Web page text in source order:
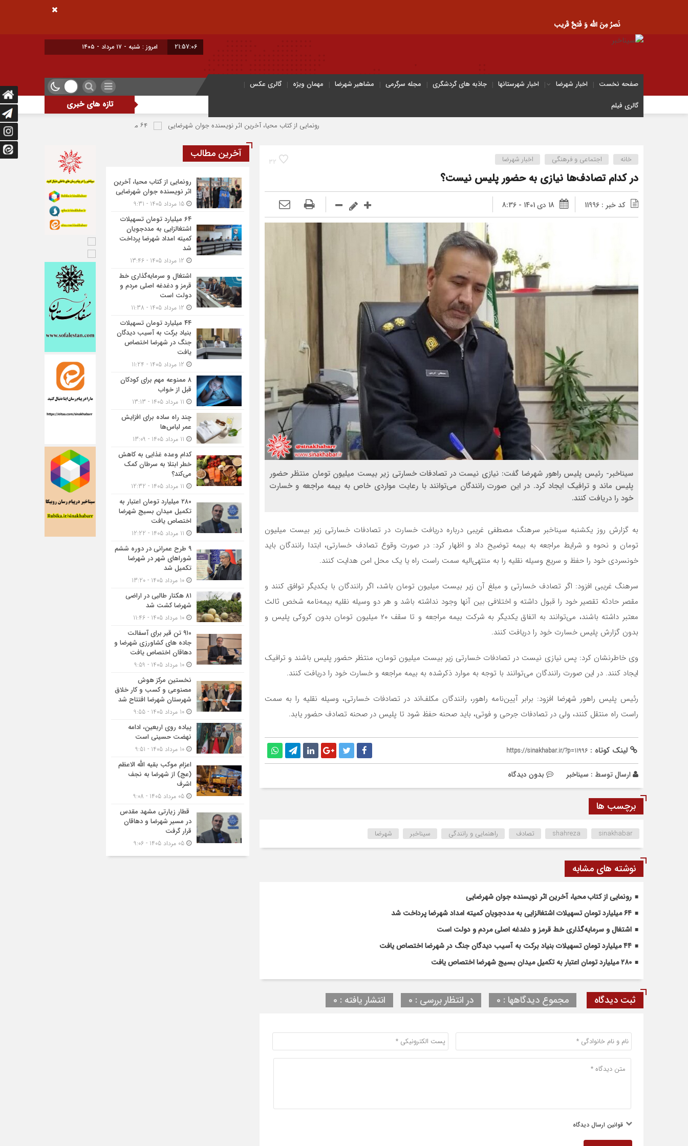
نَصرُ مِنَ الله وَ فَتحٌ قَریب
21:57:06 امروز : شنبه - ۱۷ مرداد - ۱۴۰۵
صفحه نخست اخبار شهرضا اخبار شهرستانها جاذبه های گردشگری مجله سرگرمی مشاهیر شهرضا مهمان ویژه
گالری عکس
گالری فیلم
تازه های خبری
رونمایی از کتاب محیا، آخرین اثر نویسنده جوان شهرضایی ۶۴ میلیارد تومان تسهیلات اشتغالزایی به مددجویان کمیته امداد شهرضا پرداخت شد
32 خانه اجتماعی و فرهنگی اخبار شهرضا
در کدام تصادف‌ها نیازی به حضور پلیس نیست؟
کد خبر : 11996 18 دی 1401 - 8:36
سیناخبر- رئیس پلیس راهور شهرضا گفت: نیازی نیست در تصادفات خسارتی زیر بیست میلیون تومان منتظر حضور
پلیس ماند و ترافیک ایجاد کرد. در این صورت رانندگان می‌توانند با رعایت مواردی خاص به بیمه مراجعه و خسارت
خود را دریافت کنند.
به گزارش روز یکشنبه سیناخبر سرهنگ مصطفی غریبی درباره دریافت خسارت در تصادفات خسارتی زیر بیست میلیون
تومان و نحوه و شرایط مراجعه به بیمه توضیح داد و اظهار کرد: در صورت وقوع تصادف خسارتی، ابتدا رانندگان باید
خونسردی خود را حفظ و سریع وسیله نقلیه را به منتهی‌الیه سمت راست راه یا یک محل امن هدایت کنند.
سرهنگ غریبی افزود: اگر تصادف خسارتی و مبلغ آن زیر بیست میلیون تومان باشد، اگر رانندگان با یکدیگر توافق کنند و
مقصر حادثه تقصیر خود را قبول داشته و اختلافی بین آنها وجود نداشته باشد و هر دو وسیله نقلیه بیمه‌نامه شخص ثالث
معتبر داشته باشند، می‌توانند به اتفاق یکدیگر به شرکت بیمه مراجعه و تا سقف ۲۰ میلیون تومان بدون کروکی پلیس و
بدون گزارش پلیس خسارت خود را دریافت کنند.
وی خاطرنشان کرد: پس نیازی نیست در تصادفات خسارتی زیر بیست میلیون تومان، منتظر حضور پلیس باشند و ترافیک
ایجاد کنند. در این صورت رانندگان می‌توانند با توجه به موارد ذکرشده به بیمه مراجعه و خسارت خود را دریافت کنند.
رئیس پلیس راهور شهرضا افزود: برابر آیین‌نامه راهور، رانندگان مکلف‌اند در تصادفات خسارتی، وسیله نقلیه را به سمت
راست راه منتقل کنند، ولی در تصادفات جرحی و فوتی، باید صحنه حفظ شود تا پلیس در صحنه تصادف حضور یابد.
لینک کوتاه : https://sinakhabar.ir/?p=11996
ارسال توسط : سیناخبر بدون دیدگاه
برچسب ها
shahreza sinakhabar تصادف راهنمایی و رانندگی سیناخبر شهرضا
نوشته های مشابه
رونمایی از کتاب محیا، آخرین اثر نویسنده جوان شهرضایی
۶۴ میلیارد تومان تسهیلات اشتغالزایی به مددجویان کمیته امداد شهرضا پرداخت شد
اشتغال و سرمایه‌گذاری خط قرمز و دغدغه اصلی مردم و دولت است
۴۴ میلیارد تومان تسهیلات بنیاد برکت به آسیب دیدگان جنگ در شهرضا اختصاص یافت
۲۸۰ میلیارد تومان اعتبار به تکمیل میدان بسیج شهرضا اختصاص یافت
ثبت دیدگاه مجموع دیدگاهها : 0 در انتظار بررسی : 0 انتشار یافته : 0
قوانین ارسال دیدگاه
آخرین مطالب
رونمایی از کتاب محیا، آخرین
اثر نویسنده جوان شهرضایی
۶۴ میلیارد تومان تسهیلات
اشتغالزایی به مددجویان
کمیته امداد شهرضا پرداخت
شد
اشتغال و سرمایه‌گذاری خط
قرمز و دغدغه اصلی مردم و
دولت است
۴۴ میلیارد تومان تسهیلات
بنیاد برکت به آسیب دیدگان
جنگ در شهرضا اختصاص
یافت
۸ ممنوعه مهم برای کودکان
قبل از خواب
چند راه ساده برای افزایش
عمر لباس‌ها
کدام وعده غذایی به کاهش
خطر ابتلا به سرطان کمک
می‌کند؟
۲۸۰ میلیارد تومان اعتبار به
تکمیل میدان بسیج شهرضا
اختصاص یافت
۹ طرح عمرانی در دوره ششم
شوراهای شهر در شهرضا
تکمیل شد
۸۱ هکتار طالبی در اراضی
شهرضا کشت شد
۹۱۰ تن قیر برای آسفالت
جاده های کشاورزی شهرضا و
دهاقان اختصاص یافت
نخستین مرکز هوش
مصنوعی و کسب‌ و کار خلاق
شهرستان شهرضا افتتاح شد
پیاده روی اربعین، ادامه
نهضت حسینی است
اعزام موکب بقیه الله الاعظم
(عج) از شهرضا به نجف
اشرف
قطار زیارتی مشهد مقدس
در مسیر شهرضا و دهاقان
قرار گرفت